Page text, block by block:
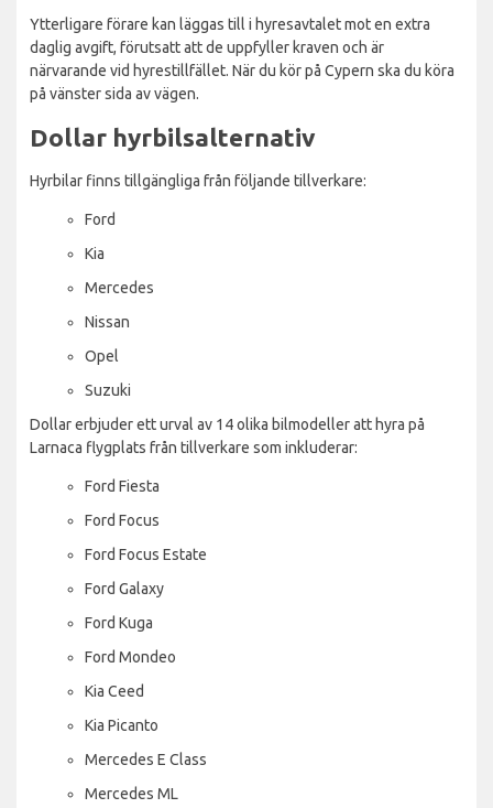
Ytterligare förare kan läggas till i hyresavtalet mot en extra
daglig avgift, förutsatt att de uppfyller kraven och är
närvarande vid hyrestillfället. När du kör på Cypern ska du köra
på vänster sida av vägen.
Dollar hyrbilsalternativ
Hyrbilar finns tillgängliga från följande tillverkare:
Ford
Kia
Mercedes
Nissan
Opel
Suzuki
Dollar erbjuder ett urval av 14 olika bilmodeller att hyra på
Larnaca flygplats från tillverkare som inkluderar:
Ford Fiesta
Ford Focus
Ford Focus Estate
Ford Galaxy
Ford Kuga
Ford Mondeo
Kia Ceed
Kia Picanto
Mercedes E Class
Mercedes ML